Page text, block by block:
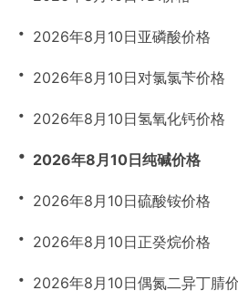
・ 2026年8月10日亚磷酸价格
・ 2026年8月10日对氯氯苄价格
・ 2026年8月10日氢氧化钙价格
・ 2026年8月10日纯碱价格
・ 2026年8月10日硫酸铵价格
・ 2026年8月10日正癸烷价格
・ 2026年8月10日偶氮二异丁腈